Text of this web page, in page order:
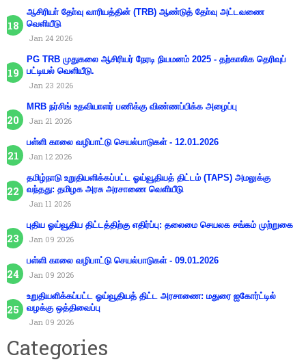
ஆசிரியா் தோ்வு வாரியத்தின் (TRB) ஆண்டுத் தோ்வு அட்டவணை
வெளியீடு
Jan 24 2026
PG TRB முதுகலை ஆசிரியர் நேரடி நியமனம் 2025 - தற்காலிக தெரிவுப்
பட்டியல் வெளியீடு.
Jan 23 2026
MRB நர்சிங் உதவியாளர் பணிக்கு விண்ணப்பிக்க அழைப்பு
Jan 21 2026
பள்ளி காலை வழிபாட்டு செயல்பாடுகள் - 12.01.2026
Jan 12 2026
தமிழ்நாடு உறுதியளிக்கப்பட்ட ஓய்வூதியத் திட்டம் (TAPS) அமலுக்கு
வந்தது: தமிழக அரசு அரசாணை வெளியீடு
Jan 11 2026
புதிய ஓய்வூதிய திட்டத்திற்கு எதிர்ப்பு: தலைமை செயலக சங்கம் முற்றுகை
Jan 09 2026
பள்ளி காலை வழிபாட்டு செயல்பாடுகள் - 09.01.2026
Jan 09 2026
உறுதியளிக்கப்பட்ட ஓய்வூதியத் திட்ட அரசாணை: மதுரை ஐகோர்ட்டில்
வழக்கு ஒத்திவைப்பு
Jan 09 2026
Categories